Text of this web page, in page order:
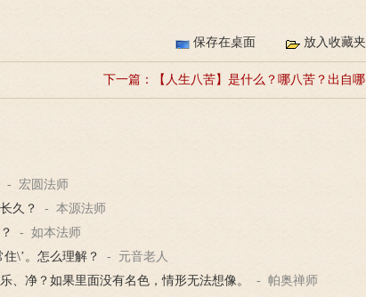
保存在桌面 放入收藏夹
下一篇： 【人生八苦】是什么？哪八苦？出自哪
- 宏圆法师
久？
- 本源法师
- 如本法师
\’。怎么理解？
- 元音老人
、净？如果里面没有名色，情形无法想像。
- 帕奥禅师